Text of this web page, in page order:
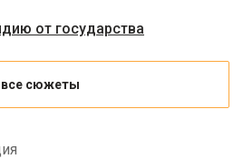
от государства
все сюжеты